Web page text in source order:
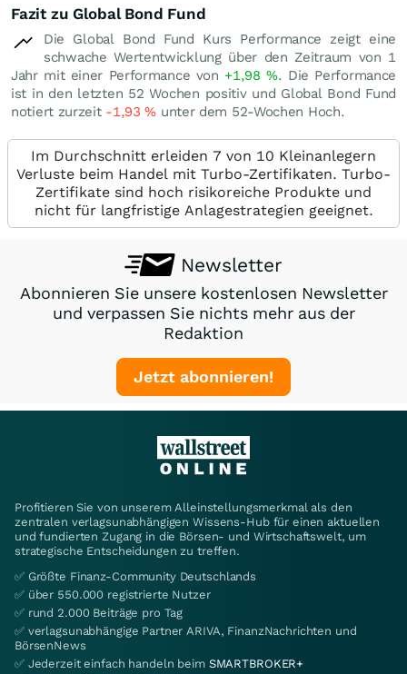
Fazit zu Global Bond Fund
Die Global Bond Fund Kurs Performance zeigt eine
schwache Wertentwicklung über den Zeitraum von 1
Jahr mit einer Performance von +1,98%. Die Performance
ist in den letzten 52 Wochen positiv und Global Bond Fund
notiert zurzeit -1,93% unter dem 52-Wochen Hoch.
Im Durchschnitt erleiden 7 von 10 Kleinanlegern
Verluste beim Handel mit Turbo-Zertifikaten. Turbo-
Zertifikate sind hoch risikoreiche Produkte und
nicht für langfristige Anlagestrategien geeignet.
Newsletter
Abonnieren Sie unsere kostenlosen Newsletter
und verpassen Sie nichts mehr aus der
Redaktion
Jetzt abonnieren!
Profitieren Sie von unserem Alleinstellungsmerkmal als den
zentralen verlagsunabhängigen Wissens-Hub für einen aktuellen
und fundierten Zugang in die Börsen- und Wirtschaftswelt, um
strategische Entscheidungen zu treffen.
✅ Größte Finanz-Community Deutschlands
✅ über 550.000 registrierte Nutzer
✅ rund 2.000 Beiträge pro Tag
✅ verlagsunabhängige Partner ARIVA, FinanzNachrichten und
BörsenNews
✅ Jederzeit einfach handeln beim SMARTBROKER+